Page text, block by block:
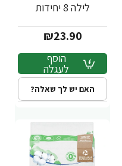
לילה 8 יחידות
₪23.90
הוסף
לעגלה
האם יש לך שאלה?